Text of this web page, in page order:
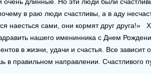
в раю люди счастливы, а в аду
наесться сами, они кормят друг друга!»
нашего именинника с Днем
в жизни, удачи и счастья. Все зависит
в правильном направлении. Счастливого